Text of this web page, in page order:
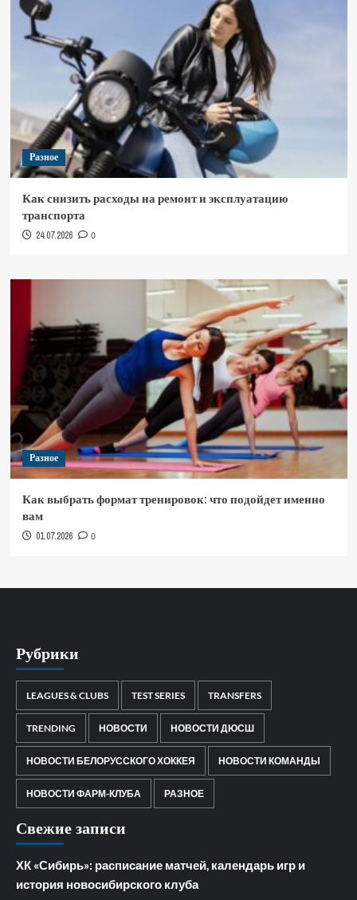
Разное
Как снизить расходы на ремонт и эксплуатацию
транспорта
24.07.2026 0
Разное
Как выбрать формат тренировок: что подойдет именно
вам
01.07.2026 0
Рубрики
LEAGUES & CLUBS TEST SERIES TRANSFERS
TRENDING НОВОСТИ НОВОСТИ ДЮСШ
НОВОСТИ БЕЛОРУССКОГО ХОККЕЯ НОВОСТИ КОМАНДЫ
НОВОСТИ ФАРМ-КЛУБА РАЗНОЕ
Свежие записи
ХК «Сибирь»: расписание матчей, календарь игр и
история новосибирского клуба